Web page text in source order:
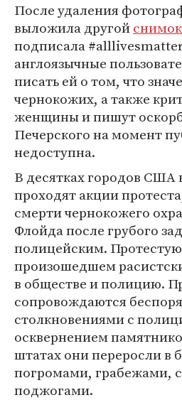
После удаления
выложила другойснимок
подписала
англоязычные
писать ей о том, что
чернокожих, а также
женщины и пишут
Печерского на момент
недоступна.
В десятках городов США
проходят акции
смерти чернокожего
Флойда после грубого
полицейским.
произошедшем
в обществе и полицию.
сопровождаются
столкновениями с
осквернением
штатах они переросли в
погромами, грабежами,
поджогами.